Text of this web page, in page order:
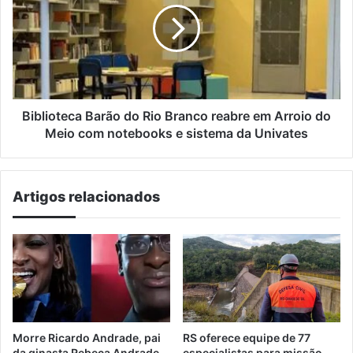
Rio
Branco
reabre
em
Arroio
do
Meio
e
da
Biblioteca Barão do Rio Branco reabre em Arroio do
Meio com notebooks e sistema da Univates
Artigos relacionados
Morre Ricardo Andrade, pai
RS oferece equipe de 77